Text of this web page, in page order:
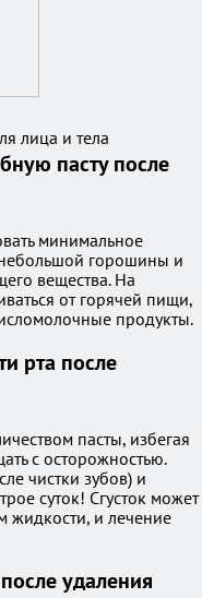
лица и тела
пасту после
минимальное
небольшой горошины и
вещества. На
от горячей пищи,
продукты.
рта после
пасты, избегая
с осторожностью.
чистки зубов) и
суток! Сгусток может
жидкости, и лечение
удаления